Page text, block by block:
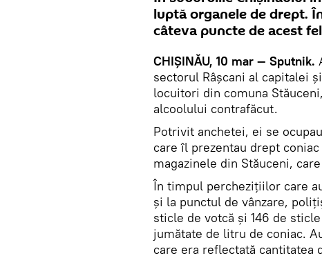
luptă organele de drept.
câteva puncte de acest
CHIȘINĂU, 10 mar — Sputnik.
sectorul Râșcani al capitalei
locuitori din comuna
alcoolului contrafăcut.
Potrivit anchetei, ei se
care îl prezentau drept
magazinele din Stăuceni,
În timpul perchezițiilor care
și la punctul de vânzare,
sticle de votcă și 146 de
jumătate de litru de coniac.
care era reflectată cantitatea